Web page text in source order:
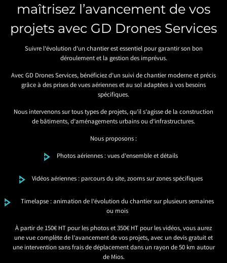
maîtrisez l’avancement de vos
projets avec GD Drones Services
Suivre l’évolution d’un chantier est essentiel pour garantir son bon
déroulement et la gestion des imprévus.
Avec GD Drones Services, bénéficiez d’un suivi de chantier moderne et précis
grâce à des prises de vues aériennes et au sol adaptées à vos besoins
spécifiques.
Nous intervenons sur tous types de projets, qu’il s’agisse de la construction
de bâtiments, d’aménagements urbains ou d’infrastructures.
Nous proposons :
Photos aériennes : vues d’ensemble et détails
Vidéos aériennes : parcours du site, zooms sur zones spécifiques
Timelapse : animation de l’évolution du chantier sur plusieurs semaines
ou mois
À partir de 150€ HT pour les photos et 350€ HT pour les vidéos, vous aurez
une vue complète de l’avancement de vos projets, avec un devis gratuit et
une intervention sans frais de déplacement dans un rayon de 50 km autour
de Mios.